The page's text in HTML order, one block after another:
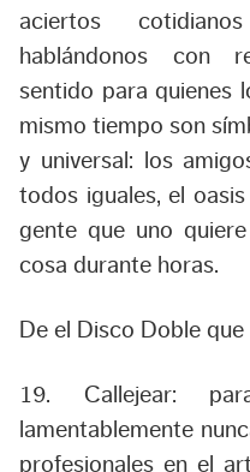
aciertos
hablándonos con
sentido para quienes
mismo tiempo son
y universal: los
todos iguales, el
gente que uno
cosa durante horas.
De el Disco Doble
19. Callejear:
lamentablemente
profesionales en el